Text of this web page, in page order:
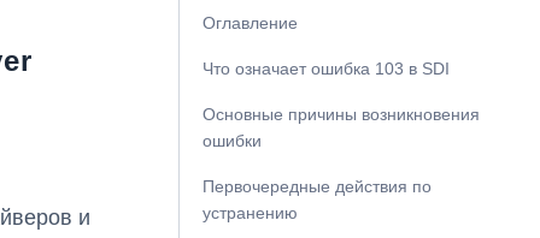
и
Оглавление
Что означает ошибка 103 в SDI
Основные причины возникновения
ошибки
Первочередные действия по
устранению